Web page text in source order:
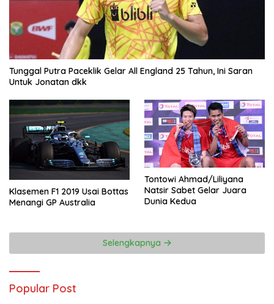
Tunggal Putra Paceklik Gelar All England 25 Tahun, Ini Saran
Untuk Jonatan dkk
Klasemen F1 2019 Usai Bottas
Menangi GP Australia
Tontowi Ahmad/Liliyana
Natsir Sabet Gelar Juara
Dunia Kedua
Selengkapnya
Popular Post